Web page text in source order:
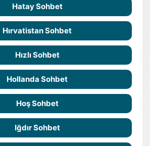
Hatay Sohbet
Hırvatistan Sohbet
Hızlı Sohbet
Hollanda Sohbet
Hoş Sohbet
Iğdır Sohbet